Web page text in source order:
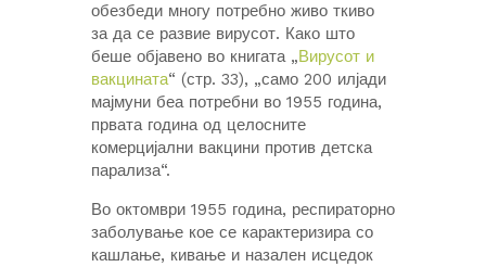
обезбеди многу потребно живо ткиво
за да се развие вирусот. Како што
беше објавено во книгата „Вирусот и
вакцината“ (стр. 33), „само 200 илјади
мајмуни беа потребни во 1955 година,
првата година од целосните
комерцијални вакцини против детска
парализа“.
Во октомври 1955 година, респираторно
заболување кое се карактеризира со
кашлање, кивање и назален исцедок